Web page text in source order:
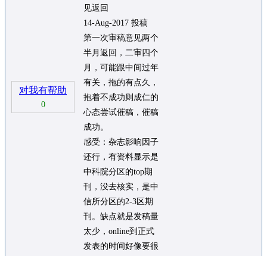
对我有帮助
0
见返回
14-Aug-2017 投稿
第一次审稿意见两个
半月返回，二审四个
月，可能跟中间过年
有关，拖的有点久，
抱着不成功则成仁的
心态尝试催稿，催稿
成功。
感受：杂志影响因子
还行，有资料显示是
中科院分区的top期
刊，没去核实，是中
信所分区的2-3区期
刊。缺点就是发稿量
太少，online到正式
发表的时间好像要很